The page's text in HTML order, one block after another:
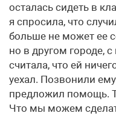
осталась сидеть в
я спросила, что
больше не может ее
но в другом городе,
считала, что ей
уехал. Позвонили
предложил помощь.
Что мы можем